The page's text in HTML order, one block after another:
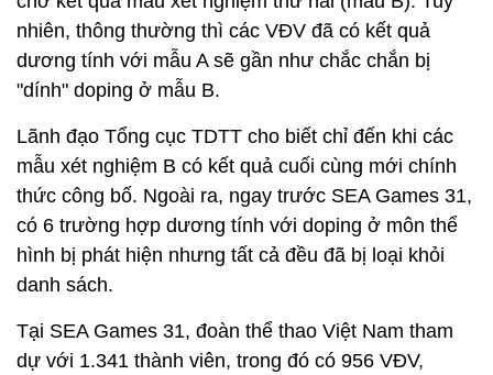
nhiên, thông thường thì các VĐV đã có kết quả
dương tính với mẫu A sẽ gần như chắc chắn bị
"dính" doping ở mẫu B.
Lãnh đạo Tổng cục TDTT cho biết chỉ đến khi các
mẫu xét nghiệm B có kết quả cuối cùng mới chính
thức công bố. Ngoài ra, ngay trước SEA Games 31,
có 6 trường hợp dương tính với doping ở môn thể
hình bị phát hiện nhưng tất cả đều đã bị loại khỏi
danh sách.
Tại SEA Games 31, đoàn thể thao Việt Nam tham
dự với 1.341 thành viên, trong đó có 956 VĐV,